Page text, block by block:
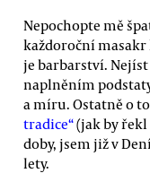
Nepochopte mě
každoroční
je barbarství. Nejíst
naplněním
a míru. Ostatně o
tradice“(jak by
doby, jsem již v
lety.